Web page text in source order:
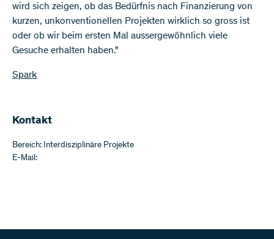
wird sich zeigen, ob das Bedürfnis nach Finanzierung von
kurzen, unkonventionellen Projekten wirklich so gross ist
oder ob wir beim ersten Mal aussergewöhnlich viele
Gesuche erhalten haben."
Spark
Kontakt
Bereich: Interdisziplinäre Projekte
E-Mail: